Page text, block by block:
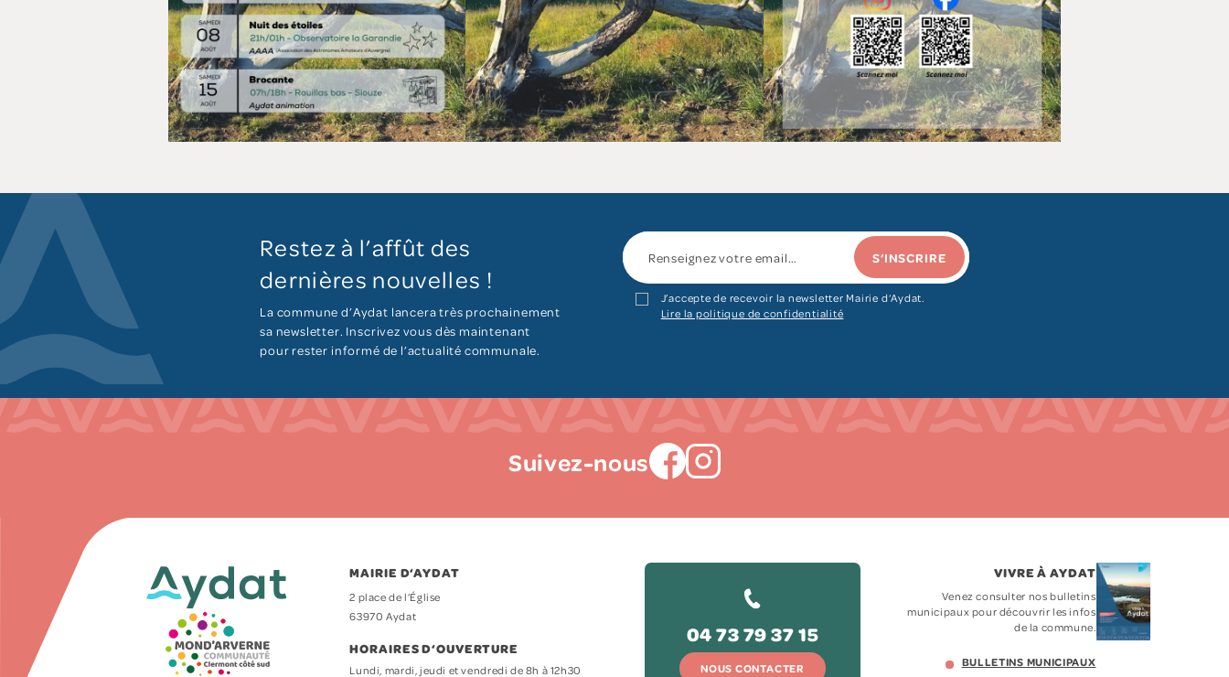
Restez à l’affût des
dernières nouvelles !
La commune d’Aydat lancera très prochainement
sa newsletter. Inscrivez vous dès maintenant
pour rester informé de l’actualité communale.
S‘INSCRIRE
J’accepte de recevoir la newsletter Mairie d‘Aydat.
Lire la politique de confidentialité
Suivez-nous
MAIRIE D‘AYDAT
2 place de l’Église
63970 Aydat
HORAIRES D‘OUVERTURE
Lundi, mardi, jeudi et vendredi de 8h à 12h30
04 73 79 37 15
NOUS CONTACTER
VIVRE À AYDAT
Venez consulter nos bulletins
municipaux pour découvrir les infos
de la commune.
BULLETINS MUNICIPAUX